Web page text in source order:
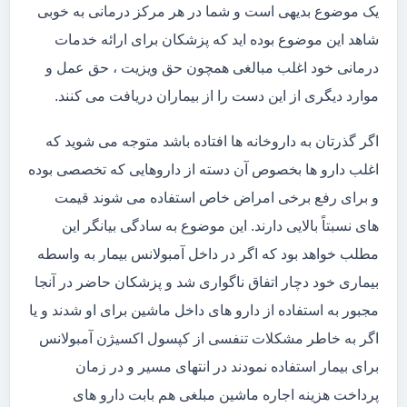
یک موضوع بدیهی است و شما در هر مرکز درمانی به خوبی
شاهد این موضوع بوده اید که پزشکان برای ارائه خدمات
درمانی خود اغلب مبالغی همچون حق ویزیت ، حق عمل و
موارد دیگری از این دست را از بیماران دریافت می کنند.
اگر گذرتان به داروخانه ها افتاده باشد متوجه می شوید که
اغلب دارو ها بخصوص آن دسته از داروهایی که تخصصی بوده
و برای رفع برخی امراض خاص استفاده می شوند قیمت
های نسبتاً بالایی دارند. این موضوع به سادگی بیانگر این
مطلب خواهد بود که اگر در داخل آمبولانس بیمار به واسطه
بیماری خود دچار اتفاق ناگواری شد و پزشکان حاضر در آنجا
مجبور به استفاده از دارو های داخل ماشین برای او شدند و یا
اگر به خاطر مشکلات تنفسی از کپسول اکسیژن آمبولانس
برای بیمار استفاده نمودند در انتهای مسیر و در زمان
پرداخت هزینه اجاره ماشین مبلغی هم بابت دارو های